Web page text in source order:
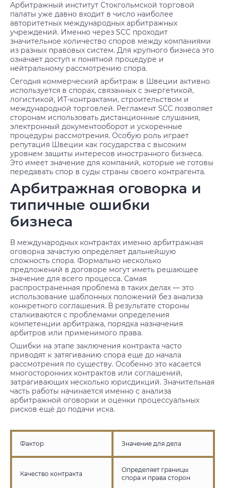
Арбитражный институт Стокгольмской торговой
палаты уже давно входит в число наиболее
авторитетных международных арбитражных
учреждений. Именно через SCC проходит
значительное количество споров между компаниями
из разных правовых систем. Для крупного бизнеса это
означает доступ к понятной процедуре и
нейтральному рассмотрению спора.
Сегодня коммерческий арбитраж в Швеции активно
используется в спорах, связанных с энергетикой,
логистикой, ИТ-контрактами, строительством и
международной торговлей. Регламент SCC позволяет
сторонам использовать дистанционные слушания,
электронный документооборот и ускоренные
процедуры рассмотрения. Особую роль играет
репутация Швеции как государства с высоким
уровнем защиты интересов иностранного бизнеса.
Это имеет значение для компаний, которые не готовы
передавать спор в суды страны своего контрагента.
Арбитражная оговорка и
типичные ошибки
бизнеса
В международных контрактах именно арбитражная
оговорка зачастую определяет дальнейшую
сложность спора. Формально несколько
предложений в договоре могут иметь решающее
значение для всего процесса. Самая
распространенная проблема в таких делах — это
использование шаблонных положений без анализа
конкретного соглашения. В результате стороны
сталкиваются с проблемами определения
компетенции арбитража, порядка назначения
арбитров или применимого права.
Ошибки на этапе заключения контракта часто
приводят к затягиванию спора еще до начала
рассмотрения по существу. Особенно это касается
многосторонних контрактов или соглашений,
затрагивающих несколько юрисдикций. Значительная
часть работы начинается именно с анализа
арбитражной оговорки и оценки процессуальных
рисков ещё до подачи иска.
Фактор Значение для дела
Качество контракта
Определяет границы
спора и права сторон